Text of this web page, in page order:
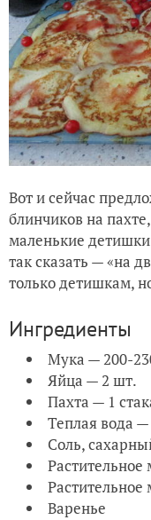
Вот и сейчас
блинчиков на
маленькие
так сказать — «на
только детишкам,
Ингредиенты
Мука — 200-
Яйца — 2 шт.
Пахта — 1
Теплая вода
Соль,
Растительное
Варенье